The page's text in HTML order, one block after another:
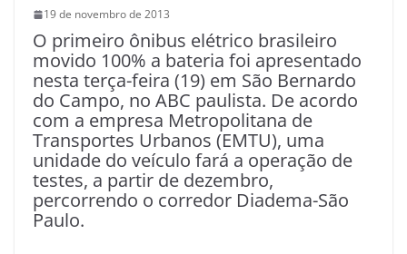
19 de novembro de 2013
O primeiro ônibus elétrico brasileiro
movido 100% a bateria foi apresentado
nesta terça-feira (19) em São Bernardo
do Campo, no ABC paulista. De acordo
com a empresa Metropolitana de
Transportes Urbanos (EMTU), uma
unidade do veículo fará a operação de
testes, a partir de dezembro,
percorrendo o corredor Diadema-São
Paulo.